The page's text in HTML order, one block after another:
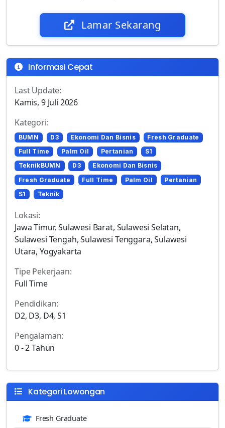
Lamar Sekarang
Informasi Cepat
Last Update:
Kamis, 9 Juli 2026
Kategori:
BUMN D3 Ekonomi Dan Bisnis
Fresh Graduate
Full Time
Palm Oil Pertanian
S1
TeknikBUMN
D3
Ekonomi Dan Bisnis
Fresh Graduate
Full Time Palm Oil
Pertanian
S1
Teknik
Lokasi:
Jawa Timur, Sulawesi Barat, Sulawesi Selatan,
Sulawesi Tengah, Sulawesi Tenggara, Sulawesi
Utara, Yogyakarta
Tipe Pekerjaan:
Full Time
Pendidikan:
D2, D3, D4, S1
Pengalaman:
0 - 2 Tahun
Kategori Lowongan
Fresh Graduate